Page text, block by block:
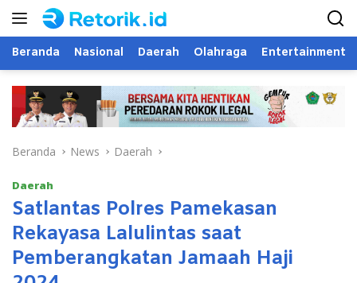
Langsung
Beranda Nasional Daerah Olahraga Entertainment
Beranda News Daerah
Daerah
Satlantas Polres Pamekasan
Rekayasa Lalulintas saat
Pemberangkatan Jamaah Haji